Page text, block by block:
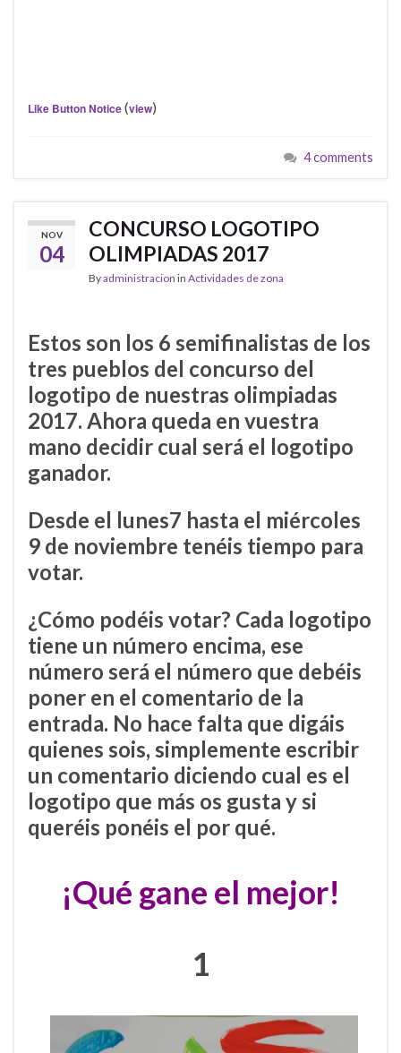
Like Button Notice(view)
4 comments
NOV
04
CONCURSO LOGOTIPO
OLIMPIADAS 2017
Byadministracion in Actividades de zona
Estos son los 6 semifinalistas de los
tres pueblos del concurso del
logotipo de nuestras olimpiadas
2017. Ahora queda en vuestra
mano decidir cual será el logotipo
ganador.
Desde el lunes7 hasta el miércoles
9 de noviembre tenéis tiempo para
votar.
¿Cómo podéis votar? Cada logotipo
tiene un número encima, ese
número será el número que debéis
poner en el comentario de la
entrada. No hace falta que digáis
quienes sois, simplemente escribir
un comentario diciendo cual es el
logotipo que más os gusta y si
queréis ponéis el por qué.
¡Qué gane el mejor!
1